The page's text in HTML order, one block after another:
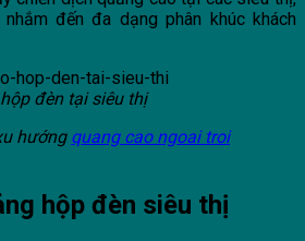
đến đa dạng phân khúc khách
đèn tại siêu thị
hướng quang cao ngoai troi
hộp đèn siêu thị